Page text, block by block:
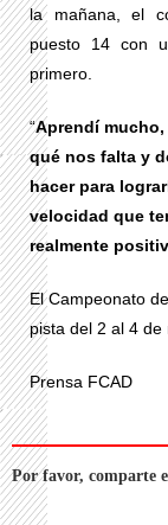
la mañana, el
puesto 14 con
primero.
“Aprendí
qué nos falta y
hacer para
velocidad que
realmente
El Campeonato
pista del 2 al 4 de
Prensa FCAD
Por favor, comparte